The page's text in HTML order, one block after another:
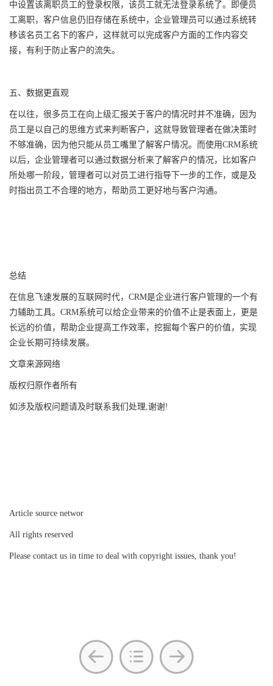
中设置该离职员工的登录权限，该员工就无法登录系统了。即便员
工离职，客户信息仍旧存储在系统中，企业管理员可以通过系统转
移该名员工名下的客户，这样就可以完成客户方面的工作内容交
接，有利于防止客户的流失。
五、数据更直观
在以往，很多员工在向上级汇报关于客户的情况时并不准确，因为
员工是以自己的思维方式来判断客户，这就导致管理者在做决策时
不够准确，因为他只能从员工嘴里了解客户情况。而使用CRM系统
以后，企业管理者可以通过数据分析来了解客户的情况，比如客户
所处哪一阶段，管理者可以对员工进行指导下一步的工作，或是及
时指出员工不合理的地方，帮助员工更好地与客户沟通。
总结
在信息飞速发展的互联网时代，CRM是企业进行客户管理的一个有
力辅助工具。CRM系统可以给企业带来的价值不止是表面上，更是
长远的价值，帮助企业提高工作效率，挖掘每个客户的价值，实现
企业长期可持续发展。
文章来源网络
版权归原作者所有
如涉及版权问题请及时联系我们处理,谢谢!
Article source networ
All rights reserved
Please contact us in time to deal with copyright issues, thank you!